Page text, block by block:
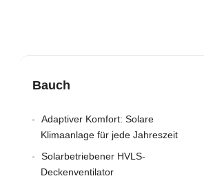
Bauch
Adaptiver Komfort: Solare
Klimaanlage für jede Jahreszeit
Solarbetriebener HVLS-
Deckenventilator